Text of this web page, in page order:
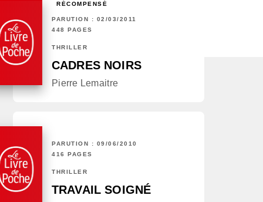
RÉCOMPENSÉ
PARUTION : 02/03/2011
448 PAGES
THRILLER
CADRES NOIRS
Pierre Lemaitre
PARUTION : 09/06/2010
416 PAGES
THRILLER
TRAVAIL SOIGNÉ